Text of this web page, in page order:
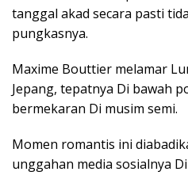
tanggal akad secara pasti
pungkasnya.
Maxime Bouttier melamar
Jepang, tepatnya Di bawah
bermekaran Di musim semi.
Momen romantis ini
unggahan media sosialnya